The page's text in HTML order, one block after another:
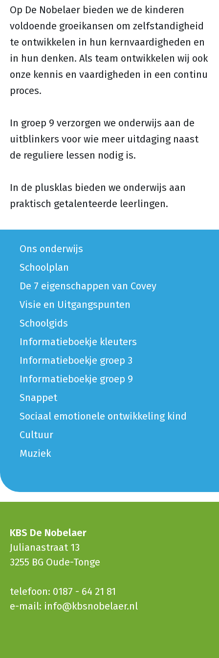
Op De Nobelaer bieden we de kinderen
voldoende groeikansen om zelfstandigheid
te ontwikkelen in hun kernvaardigheden en
in hun denken. Als team ontwikkelen wij ook
onze kennis en vaardigheden in een continu
proces.
In groep 9 verzorgen we onderwijs aan de
uitblinkers voor wie meer uitdaging naast
de reguliere lessen nodig is.
In de plusklas bieden we onderwijs aan
praktisch getalenteerde leerlingen.
Ons onderwijs
Schoolplan
De 7 eigenschappen van Covey
Visie en Uitgangspunten
Schoolgids
Informatieboekje kleuters
Informatieboekje groep 3
Informatieboekje groep 9
Snappet
Sociaal emotionele ontwikkeling kind
Cultuur
Muziek
KBS De Nobelaer
Julianastraat 13
3255 BG Oude-Tonge
telefoon: 0187 - 64 21 81
e-mail: info@kbsnobelaer.nl